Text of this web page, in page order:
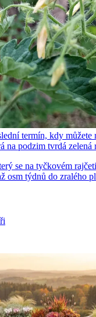
termín, kdy můžete
na podzim tvrdá zelená
se na tyčkovém
osm týdnů do zralého